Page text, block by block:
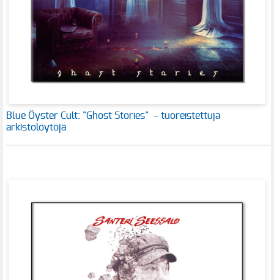
Blue Öyster Cult: "Ghost Stories" – tuoreistettuja
arkistolöytöjä